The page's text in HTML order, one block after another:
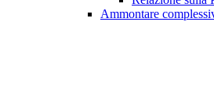
Ammontare